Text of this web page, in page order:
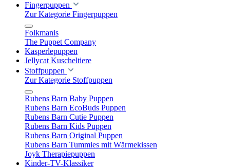
Fingerpuppen
Zur Kategorie Fingerpuppen
Folkmanis
The Puppet Company
Kasperlepuppen
Jellycat Kuscheltiere
Stoffpuppen
Zur Kategorie Stoffpuppen
Rubens Barn Baby Puppen
Rubens Barn EcoBuds Puppen
Rubens Barn Cutie Puppen
Rubens Barn Kids Puppen
Rubens Barn Original Puppen
Rubens Barn Tummies mit Wärmekissen
Joyk Therapiepuppen
Kinder-TV-Klassiker